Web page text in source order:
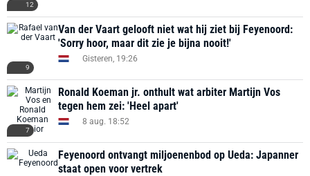
12
9
Van der Vaart gelooft niet wat hij ziet bij Feyenoord:
'Sorry hoor, maar dit zie je bijna nooit!'
Gisteren, 19:26
7
Ronald Koeman jr. onthult wat arbiter Martijn Vos
tegen hem zei: 'Heel apart'
8 aug. 18:52
Feyenoord ontvangt miljoenenbod op Ueda: Japanner
staat open voor vertrek